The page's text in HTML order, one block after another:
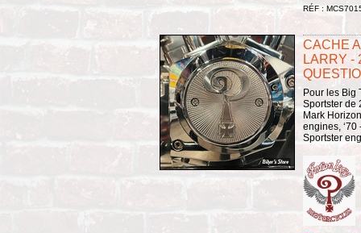
RÉF :
CACHE
LARRY -
Pour les Big
Sportster de
Mark
engines, ‘70
Sportster